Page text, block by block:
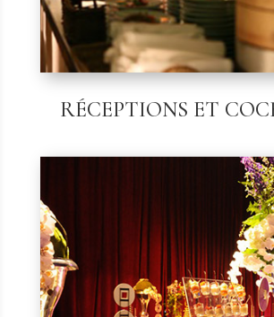
RÉCEPTIONS ET